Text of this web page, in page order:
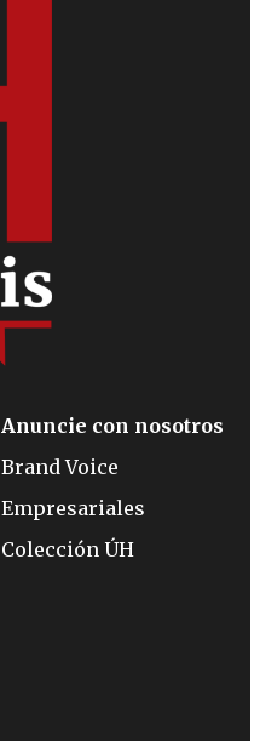
Anuncie con nosotros
Brand Voice
Empresariales
Colección ÚH